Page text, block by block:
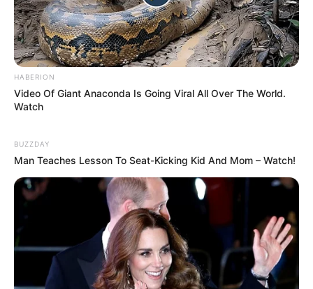
HABERION
Video Of Giant Anaconda Is Going Viral All Over The World.
Watch
BUZZDAY
Man Teaches Lesson To Seat-Kicking Kid And Mom – Watch!